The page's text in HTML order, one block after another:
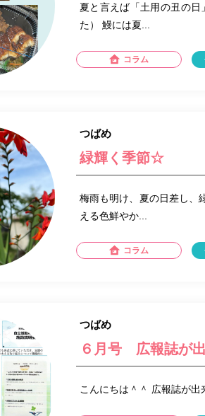
夏と言えば「土用の丑の
た） 鰻には夏...
コラム
つばめ
緑輝く季節☆
梅雨も明け、夏の日差し、
える色鮮やか...
コラム
つばめ
６月号 広報誌が
こんにちは＾＾ 広報誌が